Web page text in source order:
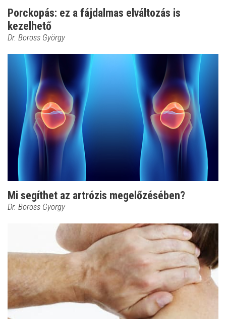
Porckopás: ez a fájdalmas elváltozás is
kezelhető
Dr. Boross György
Mi segíthet az artrózis megelőzésében?
Dr. Boross György